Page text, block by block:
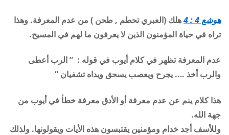
هوشع 4 : 4
هلك (العبري تحطم , طحن ) من عدم المعرفة. وهذا
تراه في حياة المؤمنون الذين لا يعرفون ما لهم في المسيح.
عدم المعرفة تظهر في كلام أيوب في قوله : ” الرب أعطى
والرب أخذ …. يجرح ويعصب يسحق ويداه تشفيان “
هذا كلام ينم عن عدم معرفة أو الأدق معرفة خطأ في أيوب من
جهة الله.
وللأسف أجد خدام ومؤمنين يقتبسون هذه الأيات ويقولونها. ولذلك